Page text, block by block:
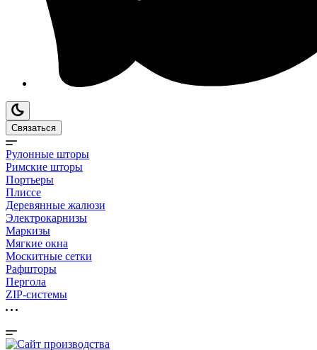
Связаться
Рулонные шторы
Римские шторы
Портьеры
Плиссе
Деревянные жалюзи
Электрокарнизы
Маркизы
Мягкие окна
Москитные сетки
Рафшторы
Пергола
ZIP-системы